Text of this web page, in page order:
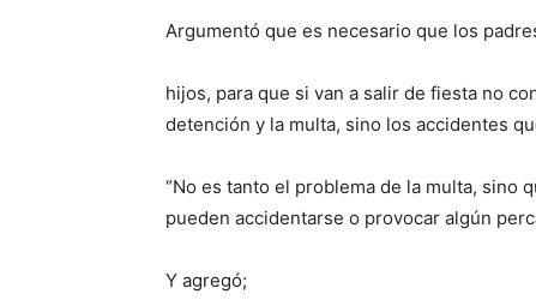
Argumentó que es necesario que los
hijos, para que si van a salir de fiesta no
detención y la multa, sino los accidentes
“No es tanto el problema de la multa, sino
pueden accidentarse o provocar algún
Y agregó;